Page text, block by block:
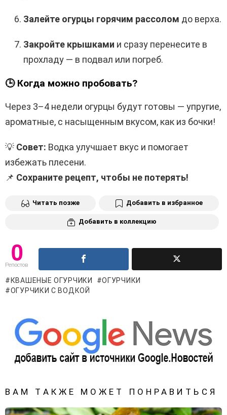
Залейте огурцы горячим рассолом до верха.
Закройте крышками и сразу перенесите в
прохладу — в подвал или погреб.
🕒 Когда можно пробовать?
Через 3–4 недели огурцы будут готовы — упругие,
ароматные, с насыщенным вкусом, как из бочки!
💡 Совет: Водка улучшает вкус и помогает
избежать плесени.
📌 Сохраните рецепт, чтобы не потерять!
Читать позже Добавить в избранное
Добавить в коллекцию
0
Репостов
КВАШЕНЫЕ ОГУРЧИКИ
ОГУРЧИКИ
ОГУРЧИКИ С ВОДКОЙ
ВАМ ТАКЖЕ МОЖЕТ ПОНРАВИТЬСЯ